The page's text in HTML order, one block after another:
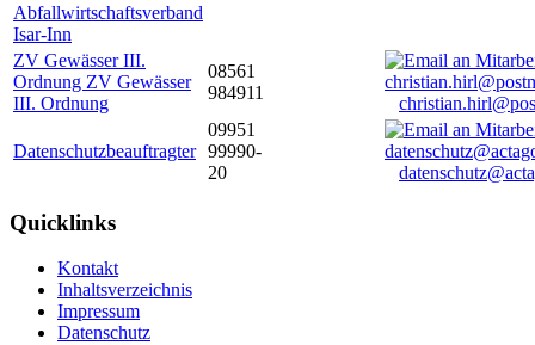
Abfallwirtschaftsverband
Isar-Inn
ZV Gewässer III.
Ordnung ZV Gewässer
III. Ordnung
08561
984911
Datenschutzbeauftragter
09951
99990-
20
Quicklinks
Kontakt
Inhaltsverzeichnis
Impressum
Datenschutz